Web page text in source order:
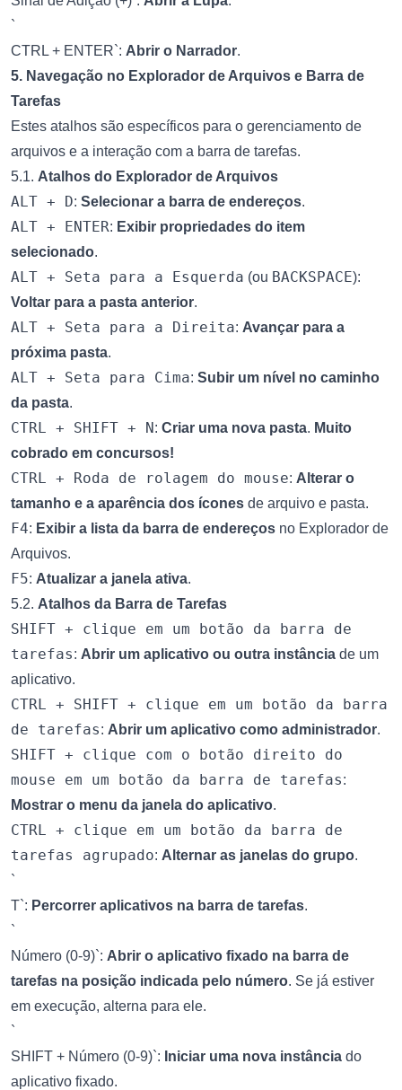
`
CTRL + ENTER`: Abrir o Narrador.
5. Navegação no Explorador de Arquivos e Barra de
Tarefas
Estes atalhos são específicos para o gerenciamento de
arquivos e a interação com a barra de tarefas.
5.1. Atalhos do Explorador de Arquivos
ALT + D: Selecionar a barra de endereços.
ALT + ENTER: Exibir propriedades do item
selecionado.
ALT + Seta para a Esquerda (ou BACKSPACE):
Voltar para a pasta anterior.
ALT + Seta para a Direita: Avançar para a
próxima pasta.
ALT + Seta para Cima: Subir um nível no caminho
da pasta.
CTRL + SHIFT + N: Criar uma nova pasta. Muito
cobrado em concursos!
CTRL + Roda de rolagem do mouse: Alterar o
tamanho e a aparência dos ícones de arquivo e pasta.
F4: Exibir a lista da barra de endereços no Explorador de
Arquivos.
F5: Atualizar a janela ativa.
5.2. Atalhos da Barra de Tarefas
SHIFT + clique em um botão da barra de
tarefas: Abrir um aplicativo ou outra instância de um
aplicativo.
CTRL + SHIFT + clique em um botão da barra
de tarefas: Abrir um aplicativo como administrador.
SHIFT + clique com o botão direito do
mouse em um botão da barra de tarefas:
Mostrar o menu da janela do aplicativo.
CTRL + clique em um botão da barra de
tarefas agrupado: Alternar as janelas do grupo.
`
T`: Percorrer aplicativos na barra de tarefas.
`
Número (0-9)`: Abrir o aplicativo fixado na barra de
tarefas na posição indicada pelo número. Se já estiver
em execução, alterna para ele.
`
SHIFT + Número (0-9)`: Iniciar uma nova instância do
aplicativo fixado.